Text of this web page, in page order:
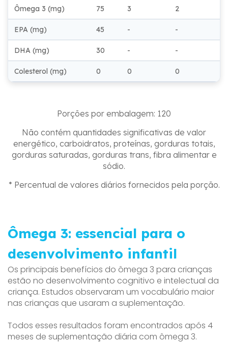
Ômega 3 (mg) 75 3 2
EPA (mg) 45 - -
DHA (mg) 30 - -
Colesterol (mg) 0 0 0
Porções por embalagem: 120
Não contém quantidades significativas de valor
energético, carboidratos, proteínas, gorduras totais,
gorduras saturadas, gorduras trans, fibra alimentar e
sódio.
* Percentual de valores diários fornecidos pela porção.
Ômega 3: essencial para o
desenvolvimento infantil
Os principais benefícios do ômega 3 para crianças
estão no desenvolvimento cognitivo e intelectual da
criança. Estudos observaram um vocabulário maior
nas crianças que usaram a suplementação.
Todos esses resultados foram encontrados após 4
meses de suplementação diária com ômega 3.